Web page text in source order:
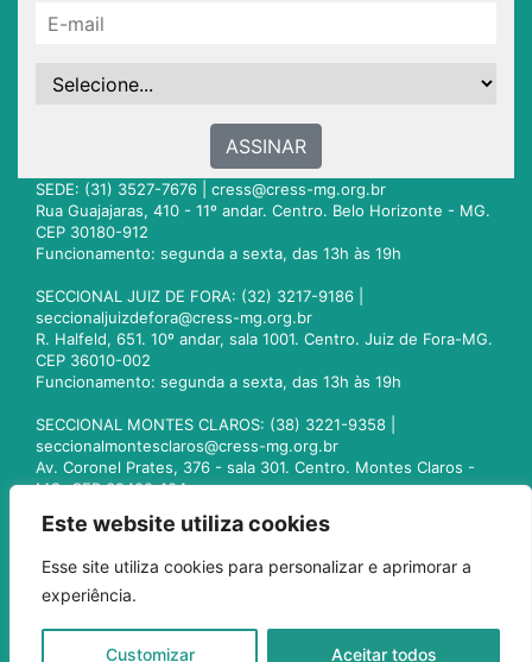
Este website utiliza cookies
Esse site utiliza cookies para personalizar e aprimorar a
experiência.
Customizar Aceitar todos
ASSINAR
SEDE: (31) 3527-7676 | cress@cress-mg.org.br
Rua Guajajaras, 410 - 11º andar. Centro. Belo Horizonte - MG.
CEP 30180-912
Funcionamento: segunda a sexta, das 13h às 19h
SECCIONAL JUIZ DE FORA: (32) 3217-9186 |
seccionaljuizdefora@cress-mg.org.br
R. Halfeld, 651. 10º andar, sala 1001. Centro. Juiz de Fora-MG.
CEP 36010-002
Funcionamento: segunda a sexta, das 13h às 19h
SECCIONAL MONTES CLAROS: (38) 3221-9358 |
seccionalmontesclaros@cress-mg.org.br
Av. Coronel Prates, 376 - sala 301. Centro. Montes Claros -
MG. CEP 39400-104
seccionaluberlandia@cress-mg.org.br
Av. Afonso Pena, 547 - sala 101. Uberlândia - MG. CEP